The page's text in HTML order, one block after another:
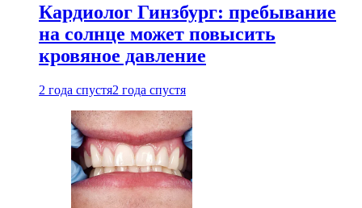
Кардиолог Гинзбург: пребывание
на солнце может повысить
кровяное давление
2 года спустя2 года спустя